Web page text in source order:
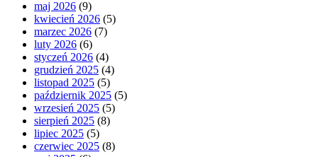
maj 2026 (9)
kwiecień 2026 (5)
marzec 2026 (7)
luty 2026 (6)
styczeń 2026 (4)
grudzień 2025 (4)
listopad 2025 (5)
październik 2025 (5)
wrzesień 2025 (5)
sierpień 2025 (8)
lipiec 2025 (5)
czerwiec 2025 (8)